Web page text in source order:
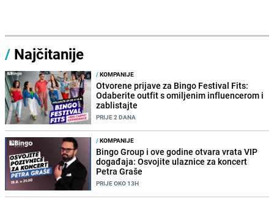
/ Najčitanije
/KOMPANIJE
Otvorene prijave za Bingo Festival Fits:
Odaberite outfit s omiljenim influencerom i
zablistajte
PRIJE 2 DANA
/KOMPANIJE
Bingo Group i ove godine otvara vrata VIP
događaja: Osvojite ulaznice za koncert
Petra Graše
PRIJE OKO 13H